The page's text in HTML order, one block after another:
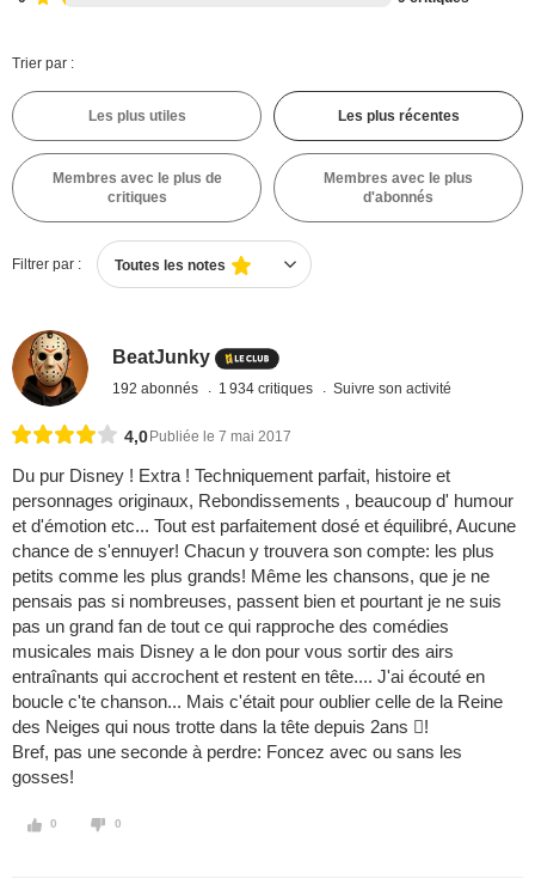
Trier par :
Les plus utiles Les plus récentes
Membres avec le plus de
critiques
Membres avec le plus
d'abonnés
Filtrer par : Toutes les notes
BeatJunky
192 abonnés 1 934 critiques Suivre son activité
4,0 Publiée le 7 mai 2017
Du pur Disney ! Extra ! Techniquement parfait, histoire et
personnages originaux, Rebondissements , beaucoup d' humour
et d'émotion etc... Tout est parfaitement dosé et équilibré, Aucune
chance de s'ennuyer! Chacun y trouvera son compte: les plus
petits comme les plus grands! Même les chansons, que je ne
pensais pas si nombreuses, passent bien et pourtant je ne suis
pas un grand fan de tout ce qui rapproche des comédies
musicales mais Disney a le don pour vous sortir des airs
entraînants qui accrochent et restent en tête.... J'ai écouté en
boucle c'te chanson... Mais c'était pour oublier celle de la Reine
des Neiges qui nous trotte dans la tête depuis 2ans !
Bref, pas une seconde à perdre: Foncez avec ou sans les
gosses!
0 0